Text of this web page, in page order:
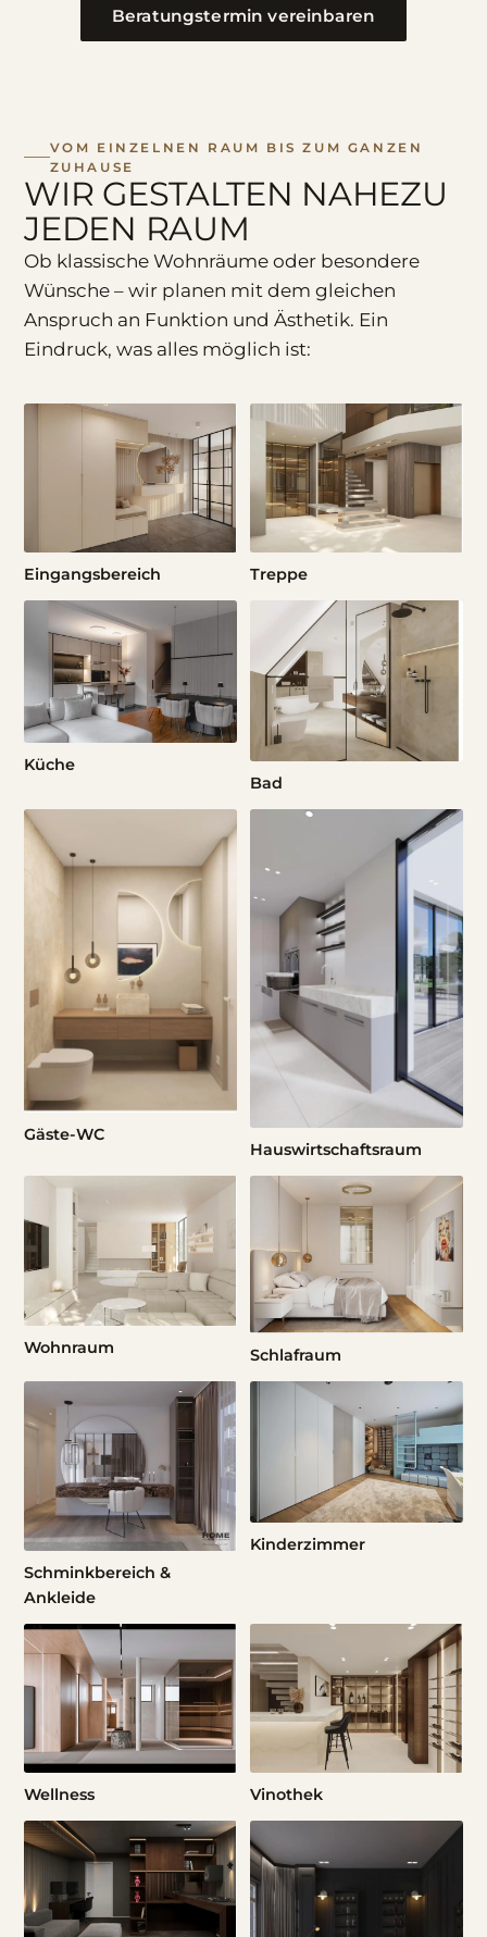
Beratungstermin vereinbaren
VOM EINZELNEN RAUM BIS ZUM GANZEN
ZUHAUSE
WIR GESTALTEN NAHEZU
JEDEN RAUM
Ob klassische Wohnräume oder besondere
Wünsche – wir planen mit dem gleichen
Anspruch an Funktion und Ästhetik. Ein
Eindruck, was alles möglich ist:
Eingangsbereich Treppe
Küche
Bad
Gäste-WC
Hauswirtschaftsraum
Wohnraum Schlafraum
Schminkbereich &
Ankleide
Kinderzimmer
Wellness Vinothek